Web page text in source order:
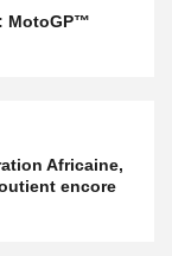
MotoGP™
Africaine,
encore